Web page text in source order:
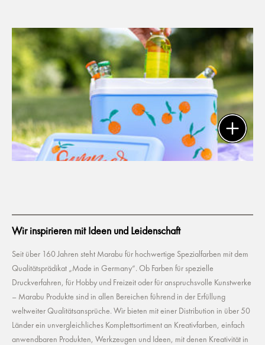
Wir inspirieren mit Ideen und Leidenschaft
Seit über 160 Jahren steht Marabu für hochwertige Spezialfarben mit dem
Qualitätsprädikat „Made in Germany“. Ob Farben für spezielle
Druckverfahren, für Hobby und Freizeit oder für anspruchsvolle Kunstwerke
– Marabu Produkte sind in allen Bereichen führend in der Erfüllung
weltweiter Qualitätsansprüche. Wir bieten mit einer Distribution in über 50
Länder ein unvergleichliches Komplettsortiment an Kreativfarben, einfach
anwendbaren Produkten, Werkzeugen und Ideen, mit denen Kreativität in